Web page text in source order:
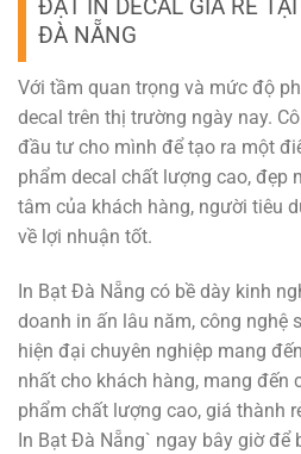
ĐẶT IN DECAL GIÁ RẺ
ĐÀ NẴNG
Với tầm quan trọng và mức độ
decal trên thị trường ngày nay.
đầu tư cho mình để tạo ra một
phẩm decal chất lượng cao, đẹp
tâm của khách hàng, người tiêu
về lợi nhuận tốt.
In Bạt Đà Nẵng có bề dày kinh
doanh in ấn lâu năm, công nghệ
hiện đại chuyên nghiệp mang
nhất cho khách hàng, mang đến
phẩm chất lượng cao, giá thành
In Bạt Đà Nẵng` ngay bây giờ để